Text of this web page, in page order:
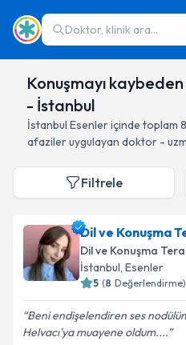
Doktor, klinik ara...
Konuşmayı
- İstanbul
İstanbul Esenleriçinde toplam 8
afazileruygulayan doktor -
Filtrele
Dil ve Konuşma
Dil ve Konuşma
İstanbul, Esenler
5 (8 Değerlendirme)
Beni endişelendiren ses
Helvacı'ya muayene oldum....